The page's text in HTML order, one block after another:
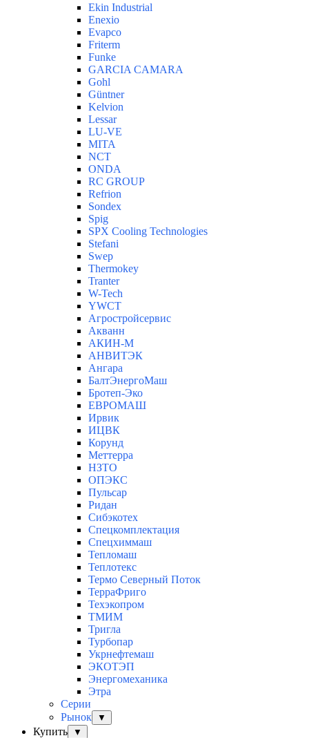
Ekin Industrial
Enexio
Evapco
Friterm
Funke
GARCIA CAMARA
Gohl
Güntner
Kelvion
Lessar
LU-VE
MITA
NCT
ONDA
RC GROUP
Refrion
Sondex
Spig
SPX Cooling Technologies
Stefani
Swep
Thermokey
Tranter
W-Tech
YWCT
Агростройсервис
Акванн
АКИН-М
АНВИТЭК
Ангара
БалтЭнергоМаш
Бротеп-Эко
ЕВРОМАШ
Ирвик
ИЦВК
Корунд
Меттерра
НЗТО
ОПЭКС
Пульсар
Ридан
Сибэкотех
Спецкомплектация
Спецхиммаш
Тепломаш
Теплотекс
Термо Северный Поток
ТерраФриго
Техэкопром
ТМИМ
Тригла
Турбопар
Укрнефтемаш
ЭКОТЭП
Энергомеханика
Этра
Серии
Рынок
▼
Купить ▼